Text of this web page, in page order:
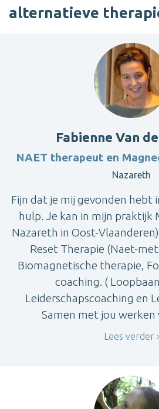
alternatieve
Fabienne Van
NAET therapeut en
Nazareth
Fijn dat je mij gevonden hebt
hulp. Je kan in mijn praktijk
Nazareth in Oost-
Reset Therapie (Naet-
Biomagnetische therapie,
coaching. (
Leiderschapscoaching en
Samen met jou werken
Lees verder